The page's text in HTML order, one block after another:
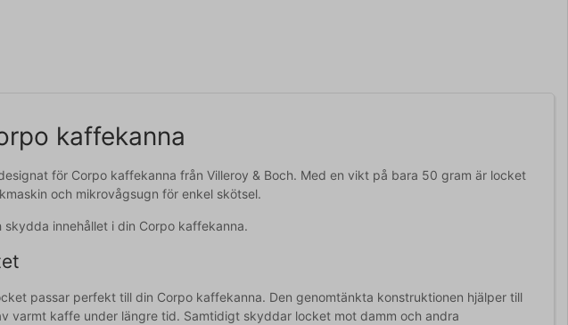
kaffekanna
för Corpo kaffekanna från Villeroy & Boch. Med en vikt på bara 50 gram är locket
och mikrovågsugn för enkel skötsel.
innehållet i din Corpo kaffekanna.
passar perfekt till din Corpo kaffekanna. Den genomtänkta konstruktionen hjälper till
varmt kaffe under längre tid. Samtidigt skyddar locket mot damm och andra